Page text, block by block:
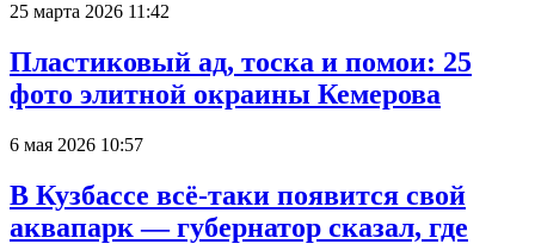
25 марта 2026 11:42
Пластиковый ад, тоска и помои: 25
фото элитной окраины Кемерова
6 мая 2026 10:57
В Кузбассе всё-таки появится свой
аквапарк — губернатор сказал, где